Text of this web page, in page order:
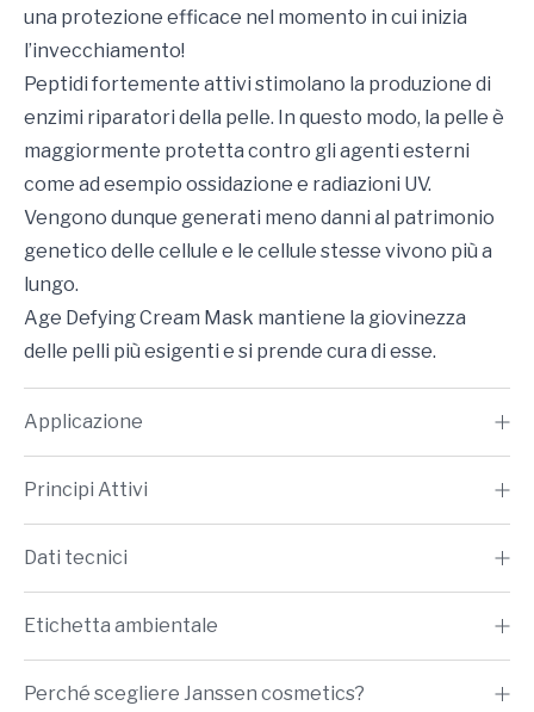
una protezione efficace nel momento in cui inizia
l’invecchiamento!
Peptidi fortemente attivi stimolano la produzione di
enzimi riparatori della pelle. In questo modo, la pelle è
maggiormente protetta contro gli agenti esterni
come ad esempio ossidazione e radiazioni UV.
Vengono dunque generati meno danni al patrimonio
genetico delle cellule e le cellule stesse vivono più a
lungo.
Age Defying Cream Mask mantiene la giovinezza
delle pelli più esigenti e si prende cura di esse.
Applicazione
Principi Attivi
Dati tecnici
Etichetta ambientale
Perché scegliere Janssen cosmetics?